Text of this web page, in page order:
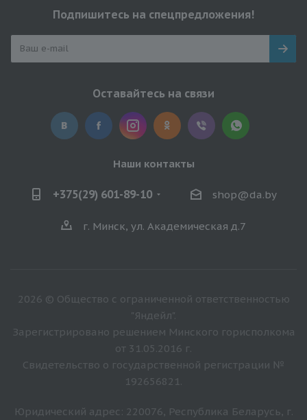
Подпишитесь на спецпредложения!
Оставайтесь на связи
Наши контакты
+375(29) 601-89-10 shop@da.by
г. Минск, ул. Академическая д.7
2026 © Общество с ограниченной ответственностью
"Яндейл".
Зарегистрировано решением Минского горисполкома
от 31.05.2016 г.
Свидетельство о государственной регистрации №
192656821.
Юридический адрес: 220076, Республика Беларусь, г.